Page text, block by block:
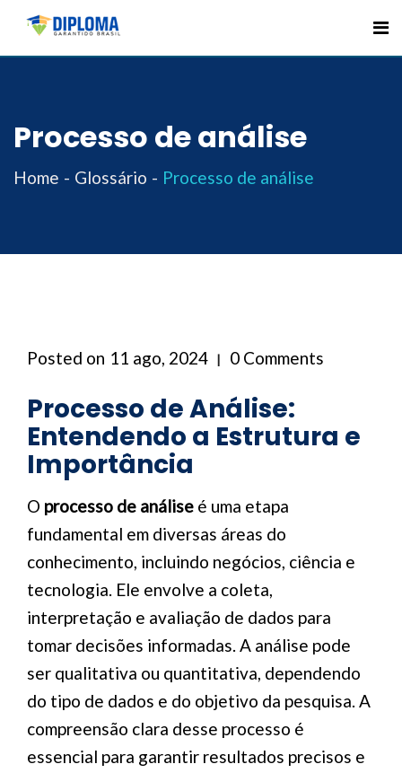
Skip
Processo de análise
Home Glossário Processo de análise
Posted on 11 ago, 2024 0 Comments
Processo de Análise:
Entendendo a Estrutura e
Importância
O processo de análise é uma etapa
fundamental em diversas áreas do
conhecimento, incluindo negócios, ciência e
tecnologia. Ele envolve a coleta,
interpretação e avaliação de dados para
tomar decisões informadas. A análise pode
ser qualitativa ou quantitativa, dependendo
do tipo de dados e do objetivo da pesquisa. A
compreensão clara desse processo é
essencial para garantir resultados precisos e